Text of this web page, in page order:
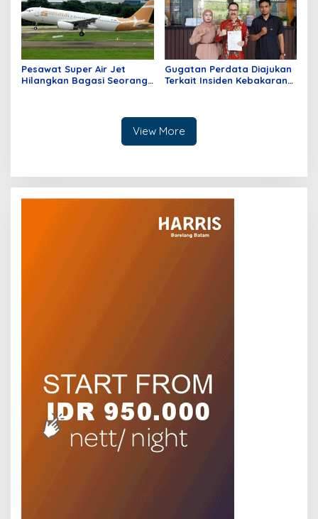
Pesawat Super Air Jet
Hilangkan Bagasi Seorang
Gugatan Perdata Diajukan
Terkait Insiden Kebakaran
View More